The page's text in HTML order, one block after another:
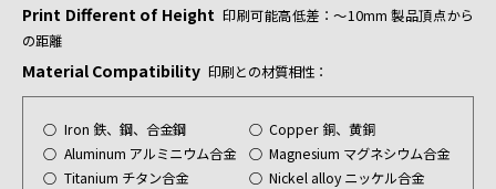
Print Different of Height 印刷可能高低差：～10mm 製品頂点から
の距離
Material Compatibility 印刷との材質相性：
○ Iron 鉄、鋼、合金鋼 ○ Copper 銅、黄銅
○ Aluminum アルミニウム合金 ○ Magnesium マグネシウム合金
○ Titanium チタン合金 ○ Nickel alloy ニッケル合金